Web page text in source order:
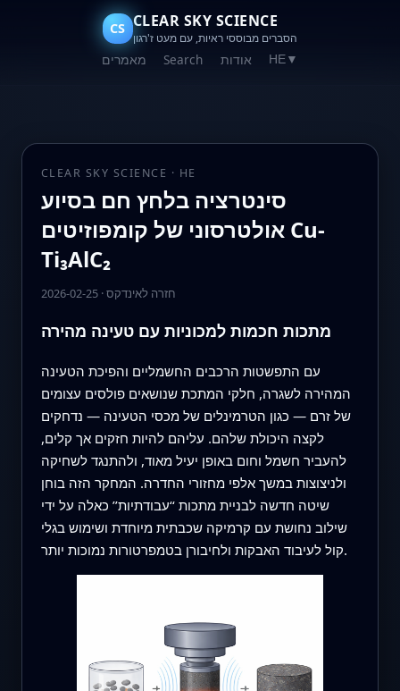
CS CLEAR SKY SCIENCE
הסברים מבוססי ראיות, עם מעט ז'רגון
מאמרים Search אודות HE▼
CLEAR SKY SCIENCE · HE
סינטרציה בלחץ חם בסיוע
אולטרסוני של קומפוזיטים Cu-
Ti₃AlC₂
2026-02-25·חזרה לאינדקס
מתכות חכמות למכוניות עם טעינה מהירה
עם התפשטות הרכבים החשמליים והפיכת הטעינה
המהירה לשגרה, חלקי המתכת שנושאים פולסים עצומים
של זרם — כגון הטרמינלים של מכסי הטעינה — נדחקים
לקצה היכולת שלהם. עליהם להיות חזקים אך קלים,
להעביר חשמל וחום באופן יעיל מאוד, ולהתנגד לשחיקה
ולניצוצות במשך אלפי מחזורי החדרה. המחקר הזה בוחן
שיטה חדשה לבניית מתכות ‘‘עבודתיות’’ כאלה על ידי
שילוב נחושת עם קרמיקה שכבתית מיוחדת ושימוש בגלי
קול לעיבוד האבקות ולחיבורן בטמפרטורות נמוכות יותר.